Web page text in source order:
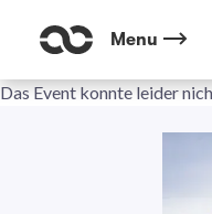
Menu
Das Event konnte leider